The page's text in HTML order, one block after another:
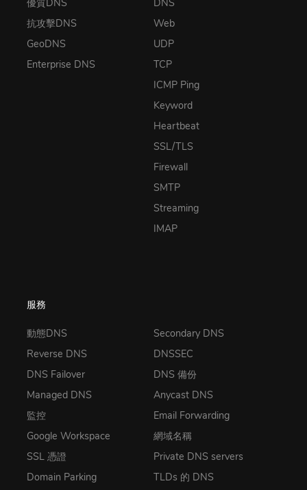
優質DNS
抗攻擊DNS
GeoDNS
Enterprise DNS
DNS
Web
UDP
TCP
ICMP Ping
Keyword
Heartbeat
SSL/TLS
Firewall
SMTP
Streaming
IMAP
服務
動態DNS
Reverse DNS
DNS Failover
Managed DNS
監控
Google Workspace
SSL 憑證
Domain Parking
Secondary DNS
DNSSEC
DNS 備份
Anycast DNS
Email Forwarding
網域名稱
Private DNS servers
TLDs 的 DNS